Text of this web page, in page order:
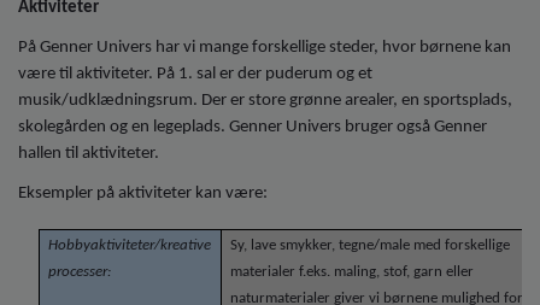
Aktiviteter
På Genner Univers har vi mange forskellige steder, hvor børnene kan
være til aktiviteter. På 1. sal er der puderum og et
musik/udklædningsrum. Der er store grønne arealer, en sportsplads,
skolegården og en legeplads. Genner Univers bruger også Genner
hallen til aktiviteter.
Eksempler på aktiviteter kan være:
Hobbyaktiviteter/kreative
processer:
Sy, lave smykker, tegne/male med forskellige
materialer f.eks. maling, stof, garn eller
naturmaterialer giver vi børnene mulighed for